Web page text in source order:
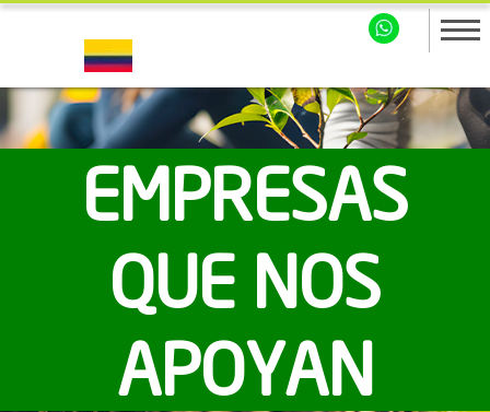
EMPRESAS
QUE NOS
APOYAN